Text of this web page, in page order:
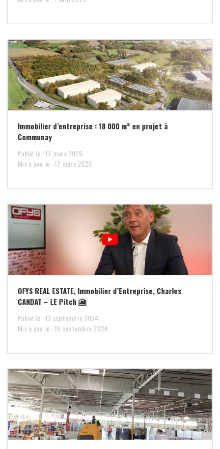
Immobilier d’entreprise : 18 000 m² en projet à
Communay
Publié le : 17 mars 2026
Mis à jour le : 17 mars 2026
OFYS REAL ESTATE, Immobilier d’Entreprise, Charles
CANDAT – LE Pitch 🎦
Publié le : 12 septembre 2024
Mis à jour le : 16 septembre 2024